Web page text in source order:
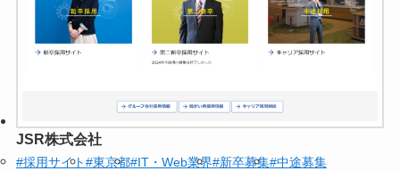
JSR株式会社
#採用サイト#東京都#IT・Web業界#新卒募集#中途募集